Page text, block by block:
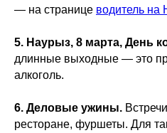
— на странице водитель на
5. Наурыз, 8 марта, День
длинные выходные — это
алкоголь.
6. Деловые ужины.
ресторане, фуршеты. Для